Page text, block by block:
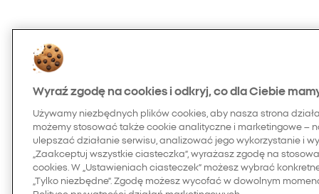
Wyraź zgodę na cookies i odkryj, co dla Ciebie
Używamy niezbędnych plików cookies, aby nasza strona
możemy stosować także cookie analityczne i marketingowe –
ulepszać działanie serwisu, analizować jego wykorzystanie i
„Zaakceptuj wszystkie ciasteczka”, wyrażasz zgodę na
cookies. W „Ustawieniach ciasteczek” możesz wybrać
„Tylko niezbędne”. Zgodę możesz wycofać w dowolnym